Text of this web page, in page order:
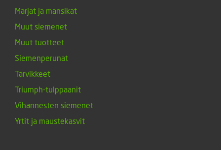
Marjat ja mansikat
Muut siemenet
Muut tuotteet
Siemenperunat
Tarvikkeet
Triumph-tulppaanit
Vihannesten siemenet
Yrtit ja maustekasvit